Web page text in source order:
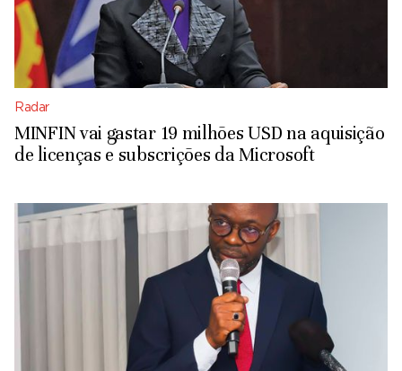
Radar
MINFIN vai gastar 19 milhões USD na aquisição
de licenças e subscrições da Microsoft